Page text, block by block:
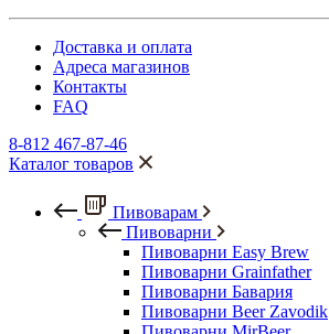
Доставка и оплата
Адреса магазинов
Контакты
FAQ
8-812 467-87-46
Каталог товаров
Пивоварам
Пивоварни
Пивоварни Easy Brew
Пивоварни Grainfather
Пивоварни Бавария
Пивоварни Beer Zavodik